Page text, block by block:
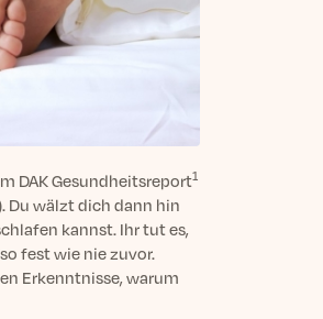
DAK Gesundheitsreport1
Du wälzt dich dann hin
kannst. Ihr tut es,
fest wie nie zuvor.
Erkenntnisse, warum